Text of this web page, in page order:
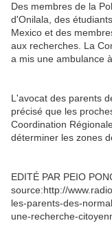
Des membres de la
d'Onilala, des
Mexico et des
aux recherches. La
a mis une ambulance
L'avocat des parents
précisé que les
Coordination
déterminer les zones
EDITÉ PAR PEIO
source:http://
les-parents-des-
une-recherche-